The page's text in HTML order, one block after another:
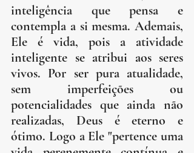
inteligência que pensa e
contempla a si mesma. Ademais,
Ele é vida, pois a atividade
inteligente se atribui aos seres
vivos. Por ser pura atualidade,
sem imperfeições ou
potencialidades que ainda não
realizadas, Deus é eterno e
ótimo. Logo a Ele "pertence uma